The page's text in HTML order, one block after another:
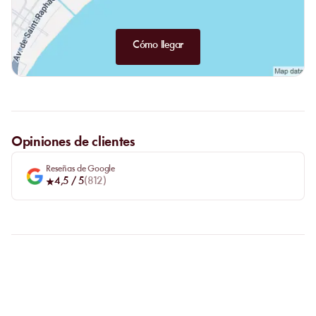
Cómo llegar
Opiniones de clientes
Reseñas de Google
4,5 / 5(812)